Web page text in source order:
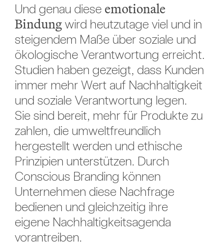
Und genau dieseemotionale
Bindungwird heutzutage viel und in
steigendem Maße über soziale und
ökologische Verantwortung erreicht.
Studien haben gezeigt, dass Kunden
immer mehr Wert auf Nachhaltigkeit
und soziale Verantwortung legen.
Sie sind bereit, mehr für Produkte zu
zahlen, die umweltfreundlich
hergestellt werden und ethische
Prinzipien unterstützen. Durch
Conscious Branding können
Unternehmen diese Nachfrage
bedienen und gleichzeitig ihre
eigene Nachhaltigkeitsagenda
vorantreiben.